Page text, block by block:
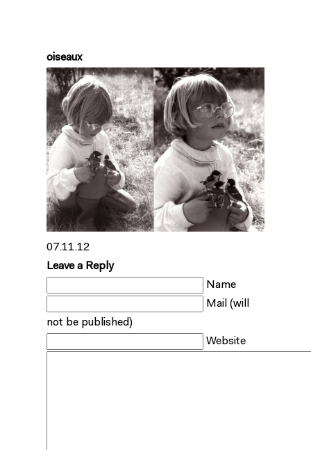
oiseaux
07.11.12
Leave a Reply
Name
Mail (will
not be published)
Website